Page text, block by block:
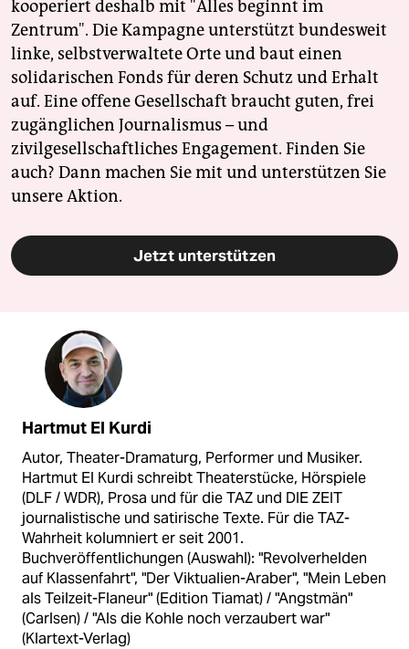
kooperiert deshalb mit "Alles beginnt im
Zentrum". Die Kampagne unterstützt bundesweit
linke, selbstverwaltete Orte und baut einen
solidarischen Fonds für deren Schutz und Erhalt
auf. Eine offene Gesellschaft braucht guten, frei
zugänglichen Journalismus – und
zivilgesellschaftliches Engagement. Finden Sie
auch? Dann machen Sie mit und unterstützen Sie
unsere Aktion.
Jetzt unterstützen
Hartmut El Kurdi
Autor, Theater-Dramaturg, Performer und Musiker.
Hartmut El Kurdi schreibt Theaterstücke, Hörspiele
(DLF / WDR), Prosa und für die TAZ und DIE ZEIT
journalistische und satirische Texte. Für die TAZ-
Wahrheit kolumniert er seit 2001.
Buchveröffentlichungen (Auswahl): "Revolverhelden
auf Klassenfahrt", "Der Viktualien-Araber", "Mein Leben
als Teilzeit-Flaneur" (Edition Tiamat) / "Angstmän"
(Carlsen) / "Als die Kohle noch verzaubert war"
(Klartext-Verlag)